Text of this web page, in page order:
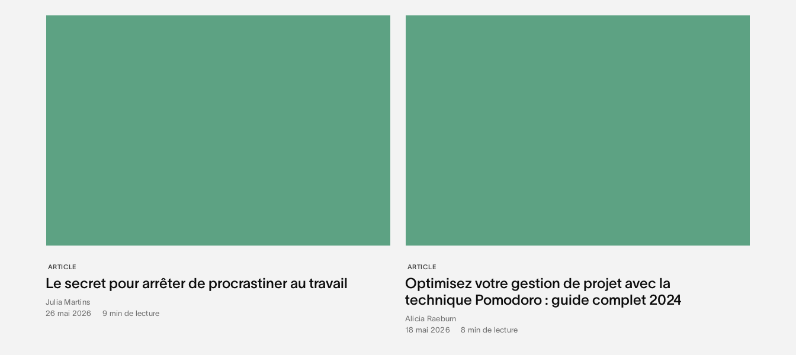
ARTICLE
Le secret pour arrêter de procrastiner au travail
Julia Martins
26 mai 2026
9 min de lecture
ARTICLE
Optimisez votre gestion de projet avec la
technique Pomodoro : guide complet 2024
Alicia Raeburn
18 mai 2026
8 min de lecture